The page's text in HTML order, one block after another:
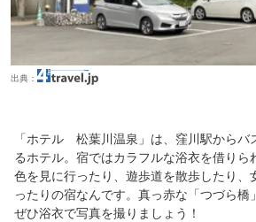
出典：
「ホテル 松葉川温泉」は、窪川駅からバ
るホテル。宿ではカラフルな浴衣を借りら
色を見に行ったり、遊歩道を散歩したり、
ったりの宿なんです。真っ赤な「つづら橋
ぜひ浴衣で写真を撮りましょう！